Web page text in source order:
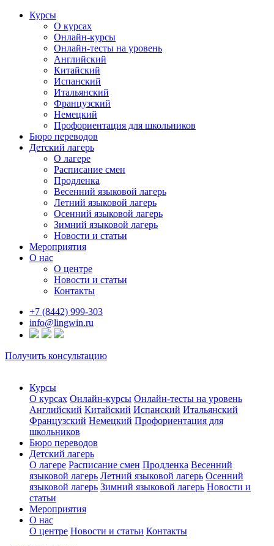
Курсы
О курсах
Онлайн-курсы
Онлайн-тесты на уровень
Английский
Китайский
Испанский
Итальянский
Французский
Немецкий
Профориентация для школьников
Бюро переводов
Детский лагерь
О лагере
Расписание смен
Продленка
Весенний языковой лагерь
Летний языковой лагерь
Осенний языковой лагерь
Зимний языковой лагерь
Новости и статьи
Мероприятия
О нас
О центре
Новости и статьи
Контакты
+7 (8442) 999-303
info@lingwin.ru
Получить консультацию
Курсы
О курсах Онлайн-курсы Онлайн-тесты на уровень
Английский Китайский Испанский Итальянский
Французский Немецкий Профориентация для
школьников
Бюро переводов
Детский лагерь
О лагере Расписание смен Продленка Весенний
языковой лагерь Летний языковой лагерь Осенний
языковой лагерь Зимний языковой лагерь Новости и
статьи
Мероприятия
О нас
О центре Новости и статьи Контакты